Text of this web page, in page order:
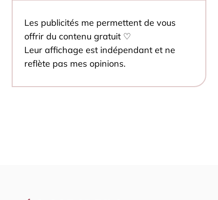
Les publicités me permettent de vous
offrir du contenu gratuit ♡
Leur affichage est indépendant et ne
reflète pas mes opinions.